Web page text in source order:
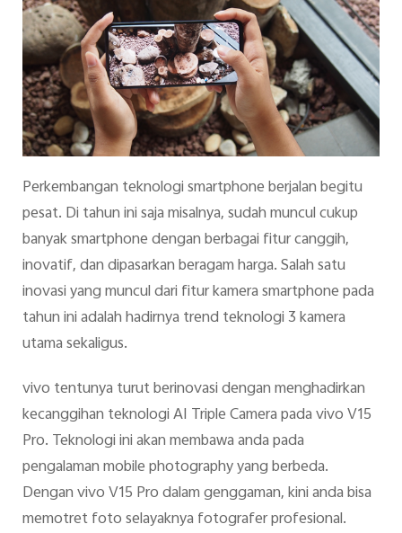
Indonesia | Pilih negara/wilayah
Perkembangan teknologi smartphone berjalan begitu
pesat. Di tahun ini saja misalnya, sudah muncul cukup
banyak smartphone dengan berbagai fitur canggih,
inovatif, dan dipasarkan beragam harga. Salah satu
inovasi yang muncul dari fitur kamera smartphone pada
tahun ini adalah hadirnya trend teknologi 3 kamera
utama sekaligus.
vivo tentunya turut berinovasi dengan menghadirkan
kecanggihan teknologi AI Triple Camera pada vivo V15
Pro. Teknologi ini akan membawa anda pada
pengalaman mobile photography yang berbeda.
Dengan vivo V15 Pro dalam genggaman, kini anda bisa
memotret foto selayaknya fotografer profesional.